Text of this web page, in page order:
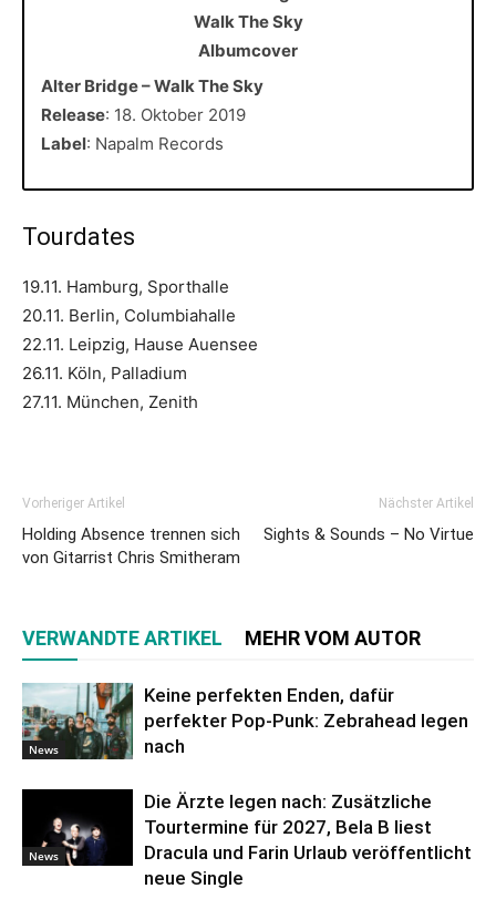
Alter Bridge – Walk The Sky
Release: 18. Oktober 2019
Label: Napalm Records
Tourdates
19.11. Hamburg, Sporthalle
20.11. Berlin, Columbiahalle
22.11. Leipzig, Hause Auensee
26.11. Köln, Palladium
27.11. München, Zenith
Vorheriger Artikel
Holding Absence trennen sich
von Gitarrist Chris Smitheram
Nächster Artikel
Sights & Sounds – No Virtue
VERWANDTE ARTIKEL MEHR VOM AUTOR
News
Keine perfekten Enden, dafür
perfekter Pop-Punk: Zebrahead legen
nach
News
Die Ärzte legen nach: Zusätzliche
Tourtermine für 2027, Bela B liest
Dracula und Farin Urlaub veröffentlicht
neue Single